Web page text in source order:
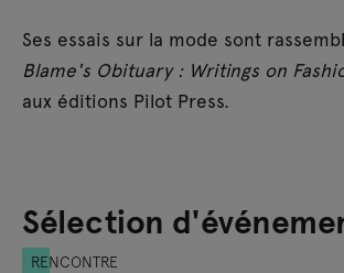
Ses essais sur la mode sont
Blame's Obituary : Writings on
aux éditions Pilot Press.
Sélection
RENCONTRE